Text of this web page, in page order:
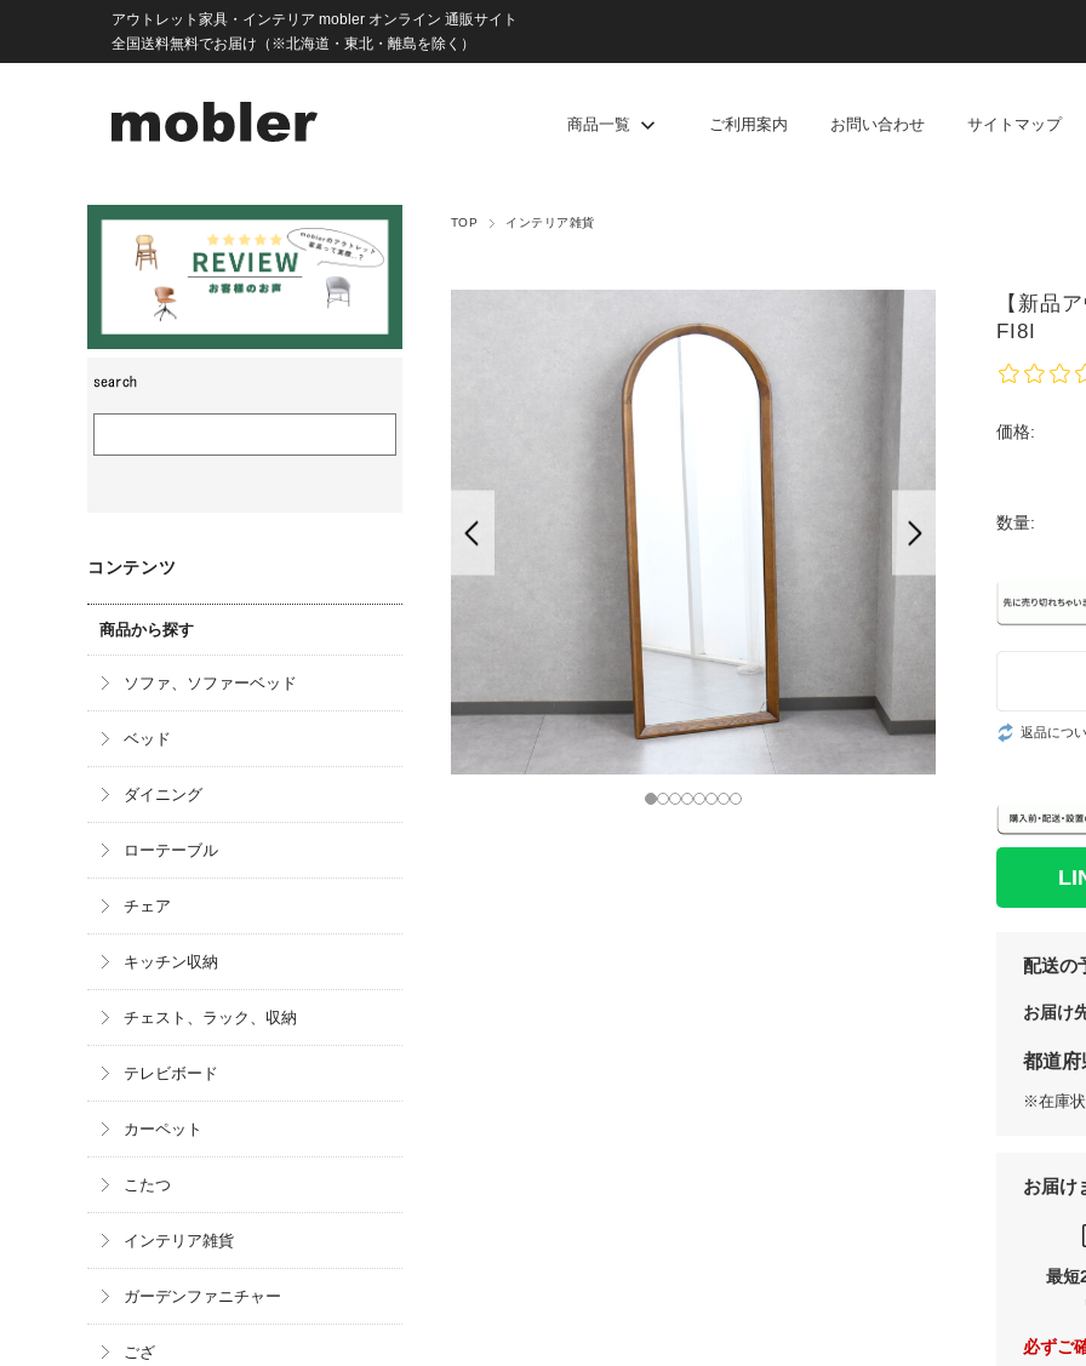
アウトレット家具・インテリア mobler オンライン 通販サイト
全国送料無料でお届け（※北海道・東北・離島を除く）
商品一覧 ご利用案内 お問い合わせ サイトマップ
TOP インテリア雑貨
【新品
FI8I
価格:
数量:
返品につ
配送の
お届け
都道府
※在庫状
お届け
最短
必ずご
コンテンツ
商品から探す
ソファ、ソファーベッド
ベッド
ダイニング
ローテーブル
チェア
キッチン収納
チェスト、ラック、収納
テレビボード
カーペット
こたつ
インテリア雑貨
ガーデンファニチャー
ござ